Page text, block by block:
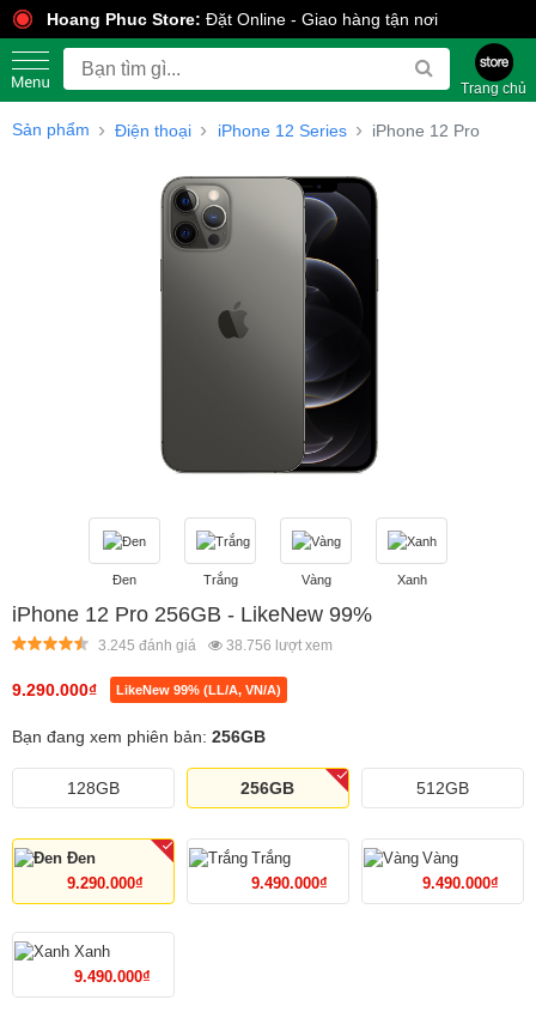
Hoang Phuc Store: Đặt Online - Giao hàng tận nơi
Trang chủ
Sản phẩm Điện thoại iPhone 12 Series iPhone 12 Pro
Đen Trắng Vàng Xanh
iPhone 12 Pro 256GB - LikeNew 99%
3.245 đánh giá 38.756 lượt xem
9.290.000₫ LikeNew 99% (LL/A, VN/A)
Bạn đang xem phiên bản: 256GB
128GB 256GB 512GB
Đen
9.290.000₫
Trắng
9.490.000₫
Vàng
9.490.000₫
Xanh
9.490.000₫